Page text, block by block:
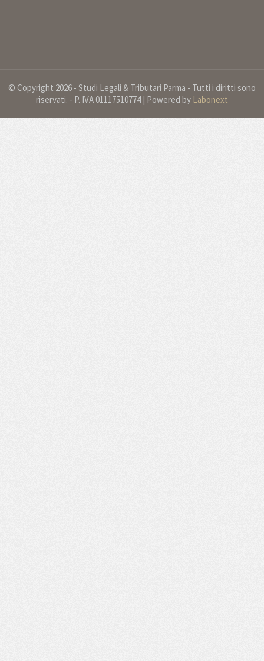
© Copyright 2026 - Studi Legali & Tributari Parma - Tutti i diritti sono
riservati. - P. IVA 01117510774 | Powered by Labonext